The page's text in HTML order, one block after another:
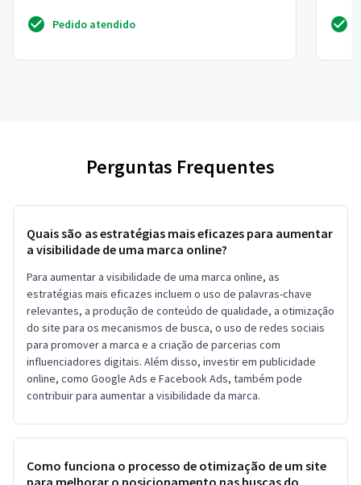
Pedido atendido
Perguntas Frequentes
Quais são as estratégias mais eficazes para aumentar
a visibilidade de uma marca online?
Para aumentar a visibilidade de uma marca online, as
estratégias mais eficazes incluem o uso de palavras-chave
relevantes, a produção de conteúdo de qualidade, a otimização
do site para os mecanismos de busca, o uso de redes sociais
para promover a marca e a criação de parcerias com
influenciadores digitais. Além disso, investir em publicidade
online, como Google Ads e Facebook Ads, também pode
contribuir para aumentar a visibilidade da marca.
Como funciona o processo de otimização de um site